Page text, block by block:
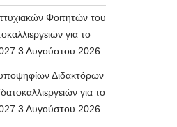
Φοιτητών του
για το
3 Αυγούστου 2026
Διδακτόρων
για το
3 Αυγούστου 2026